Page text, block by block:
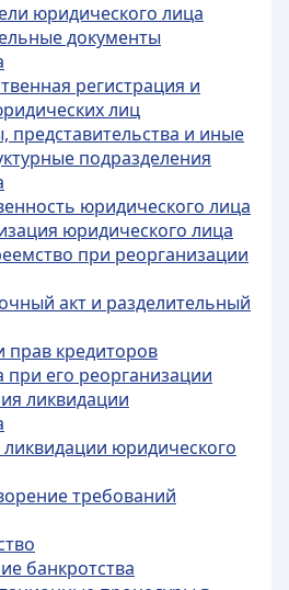
юридического лица
документы
регистрация и
лиц
представительства и иные
подразделения
юридического лица
юридического лица
при реорганизации
акт и разделительный
прав кредиторов
его реорганизации
ликвидации
юридического
требований
банкротства